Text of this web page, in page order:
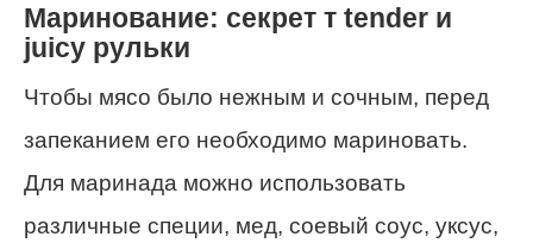
Маринование: секрет т tender и
juicy рульки
Чтобы мясо было нежным и сочным, перед
запеканием его необходимо мариновать.
Для маринада можно использовать
различные специи, мед, соевый соус, уксус,